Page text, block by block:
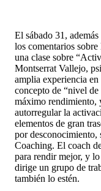
El sábado 31,
los comentarios
una clase sobre
Montserrat Vallejo,
amplia experiencia
concepto de “nivel
máximo rendimiento,
autorregular la
elementos de gran
por desconocimiento,
Coaching. El coach
para rendir mejor, y
dirige un grupo de
también lo estén.